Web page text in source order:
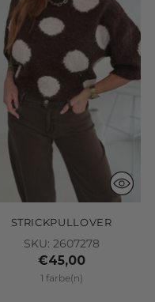
STRICKPULLOVER
SKU: 2607278
€45,00
1 farbe(n)